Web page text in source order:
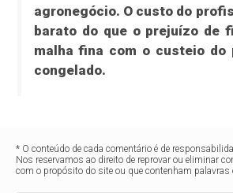
agronegócio. O custo do
barato do que o prejuízo de
malha fina com o custeio do
congelado.
* O conteúdo de cada comentário é de
Nos reservamos ao direito de reprovar ou eliminar
com o propósito do site ou que contenham palavras